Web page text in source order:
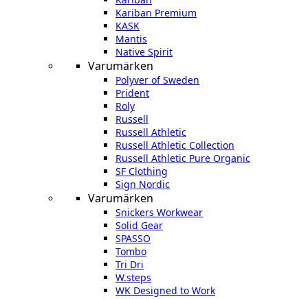
Kariban Premium
KASK
Mantis
Native Spirit
Varumärken
Polyver of Sweden
Prident
Roly
Russell
Russell Athletic
Russell Athletic Collection
Russell Athletic Pure Organic
SF Clothing
Sign Nordic
Varumärken
Snickers Workwear
Solid Gear
SPASSO
Tombo
Tri Dri
W.steps
WK Designed to Work